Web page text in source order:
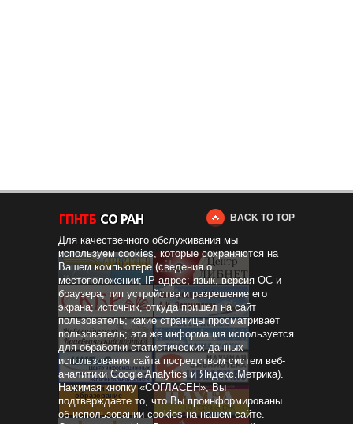
BACK TO TOP
Дистанционное
образование
Для качественного обслуживания мы
используем cookies, которые сохраняются на
Вашем компьютере (сведения о
местоположении; IP-адрес; язык, версия ОС и
браузера; тип устройства и разрешение его
экрана; источник, откуда пришел на сайт
пользователь; какие страницы просматривает
пользователь; эта же информация используется
для обработки статистических данных
использования сайта посредством систем веб-
аналитики Google Analytics и Яндекс.Метрика).
Нажимая кнопку «СОГЛАСЕН», Вы
подтверждаете то, что Вы проинформированы
об использовании cookies на нашем сайте.